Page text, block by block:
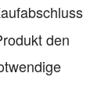
den